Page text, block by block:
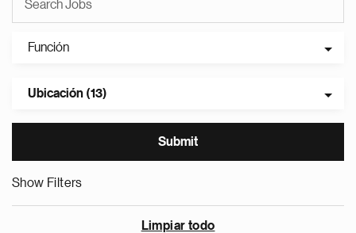
Función
Ubicación (13)
Show Filters
Limpiar todo